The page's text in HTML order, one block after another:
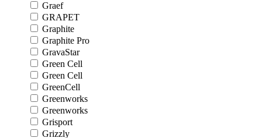
Graef
GRAPET
Graphite
Graphite Pro
GravaStar
Green Cell
Green Cell
GreenCell
Greenworks
Greenworks
Grisport
Grizzly